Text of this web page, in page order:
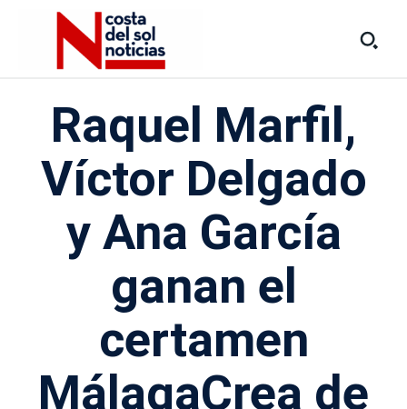
Raquel Marfil,
Víctor Delgado
y Ana García
ganan el
certamen
MálagaCrea de